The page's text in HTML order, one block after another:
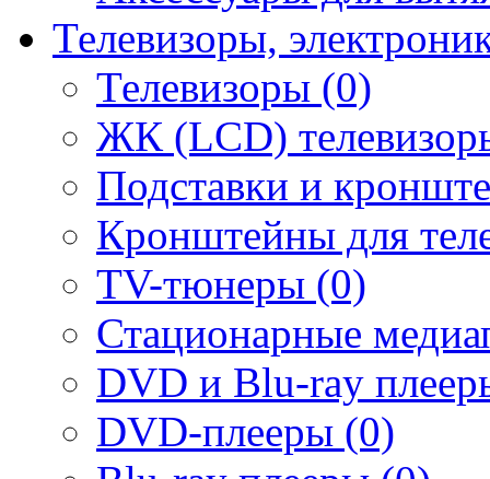
Телевизоры,
Телевизоры (0)
ЖК (LCD)
Подставки и
Кронштейны для
TV-тюнеры (0)
Стационарные
DVD и Blu-ray
DVD-плееры (0)